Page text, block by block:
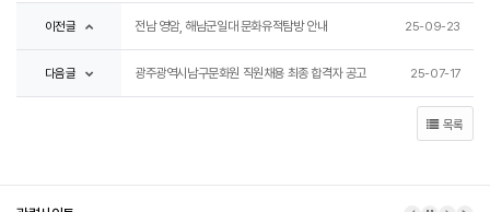
이전글 전남 영암, 해남군일대 문화유적탐방 안내 25-09-23
다음글 광주광역시남구문화원 직원채용 최종 합격자 공고 25-07-17
목록